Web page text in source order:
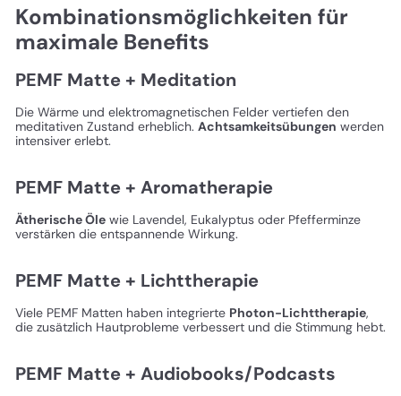
Kombinationsmöglichkeiten für
maximale Benefits
PEMF Matte + Meditation
Die Wärme und elektromagnetischen Felder vertiefen den
meditativen Zustand erheblich. Achtsamkeitsübungen werden
intensiver erlebt.
PEMF Matte + Aromatherapie
Ätherische Öle wie Lavendel, Eukalyptus oder Pfefferminze
verstärken die entspannende Wirkung.
PEMF Matte + Lichttherapie
Viele PEMF Matten haben integrierte Photon-Lichttherapie,
die zusätzlich Hautprobleme verbessert und die Stimmung hebt.
PEMF Matte + Audiobooks/Podcasts